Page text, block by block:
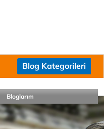
Blog Kategorileri
Bloglarım